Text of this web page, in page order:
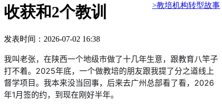
>教培机构转型故事
收获和2个教训
发表时间：2026-07-02 16:38
我叫老张，在陕西一个地级市做了十几年生意，跟教育八竿子
打不着。2025年底，一个做教培的朋友跟我提了分之道线上
督学项目。我本来没当回事，后来去广州总部看了看，2026
年1月签的约，到现在刚好半年。